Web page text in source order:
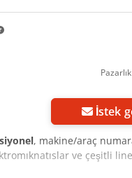
İstek
, makine/araç
ve çeşitli